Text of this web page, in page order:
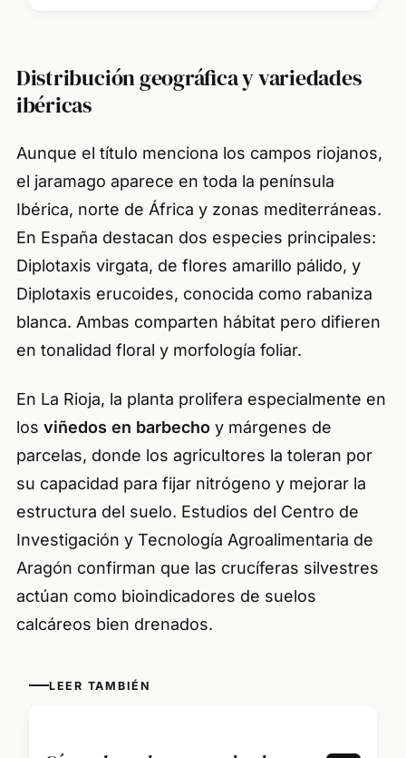
Distribución geográfica y variedades
ibéricas
Aunque el título menciona los campos riojanos,
el jaramago aparece en toda la península
Ibérica, norte de África y zonas mediterráneas.
En España destacan dos especies principales:
Diplotaxis virgata, de flores amarillo pálido, y
Diplotaxis erucoides, conocida como rabaniza
blanca. Ambas comparten hábitat pero difieren
en tonalidad floral y morfología foliar.
En La Rioja, la planta prolifera especialmente en
los viñedos en barbechoy márgenes de
parcelas, donde los agricultores la toleran por
su capacidad para fijar nitrógeno y mejorar la
estructura del suelo. Estudios del Centro de
Investigación y Tecnología Agroalimentaria de
Aragón confirman que las crucíferas silvestres
actúan como bioindicadores de suelos
calcáreos bien drenados.
LEER TAMBIÉN